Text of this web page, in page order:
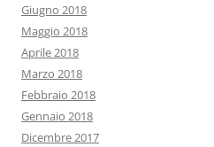
Giugno 2018
Maggio 2018
Aprile 2018
Marzo 2018
Febbraio 2018
Gennaio 2018
Dicembre 2017